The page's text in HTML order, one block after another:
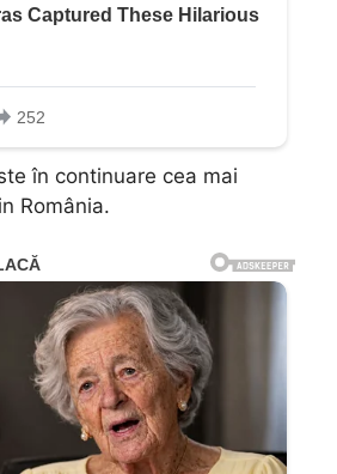
în continuare cea mai
România.